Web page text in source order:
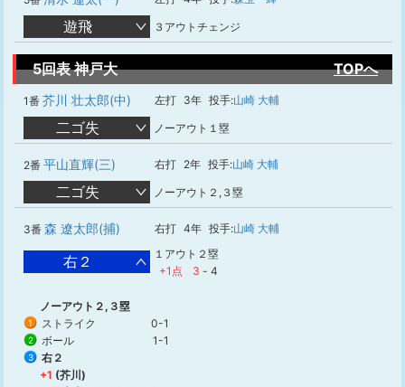
遊飛 ３アウトチェンジ
5回表 神戸大 TOPへ
1番 芥川 壮太郎(中) 左打 3年 投手:山崎 大輔
二ゴ失 ノーアウト１塁
2番 平山直輝(三) 右打 2年 投手:山崎 大輔
二ゴ失 ノーアウト２,３塁
3番 森 遼太郎(捕) 右打 4年 投手:山崎 大輔
右２
１アウト２塁
+1点
3 - 4
ノーアウト２,３塁
1 ストライク 0-1
2 ボール 1-1
3
右２
+1 (芥川)